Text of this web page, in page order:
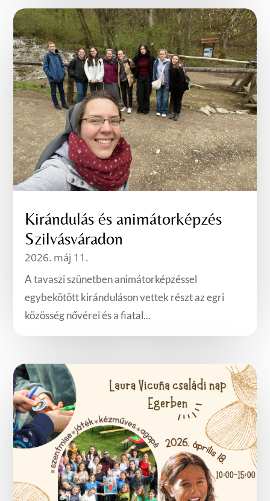
Kirándulás és animátorképzés
Szilvásváradon
2026. máj 11.
A tavaszi szünetben animátorképzéssel
egybekötött kiránduláson vettek részt az egri
közösség nővérei és a fiatal...